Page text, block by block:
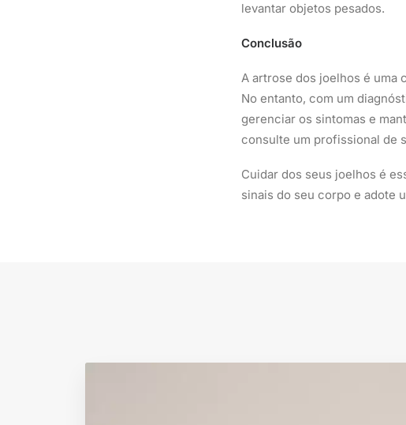
levantar objetos pesados.
Conclusão
A artrose dos joelhos é uma
No entanto, com um
gerenciar os sintomas e
consulte um profissional de
Cuidar dos seus joelhos é
sinais do seu corpo e adote